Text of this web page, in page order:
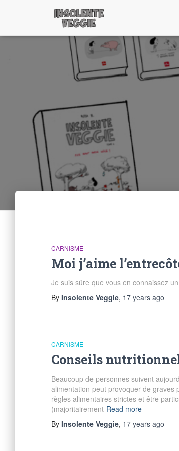
CARNISME
Moi j’aime
Je suis sûre que vous en connaissez
By Insolente Veggie, 17 years ago
CARNISME
Conseils
Beaucoup de personnes suivent
alimentation peut provoquer de graves
règles alimentaires strictes et être
(majoritairement Read more
By Insolente Veggie, 17 years ago